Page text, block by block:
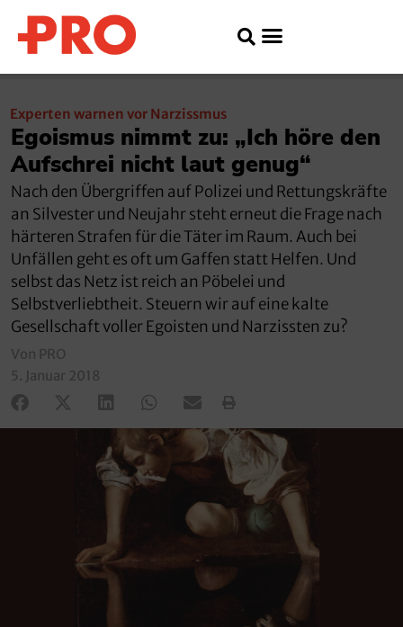
Experten warnen vor Narzissmus
Egoismus nimmt zu: „Ich höre den
Aufschrei nicht laut genug“
Nach den Übergriffen auf Polizei und Rettungskräfte
an Silvester und Neujahr steht erneut die Frage nach
härteren Strafen für die Täter im Raum. Auch bei
Unfällen geht es oft um Gaffen statt Helfen. Und
selbst das Netz ist reich an Pöbelei und
Selbstverliebtheit. Steuern wir auf eine kalte
Gesellschaft voller Egoisten und Narzissten zu?
Von PRO
5. Januar 2018